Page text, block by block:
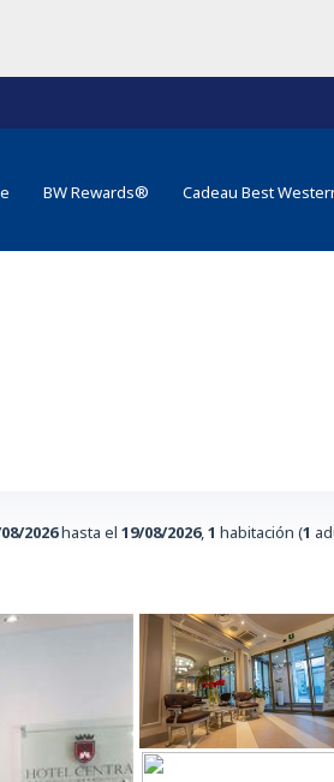
BW Rewards® Cadeau Best
2026hasta el 19/08/2026,1 habitación (1